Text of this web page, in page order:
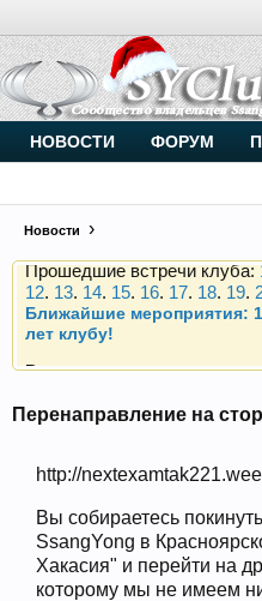
Новости
Внимание, новые
Основное общение
Присоединяйтесь.
Чип-тюнинг
Прошедшие встречи клуба:
12.13.14.15.16.17.18.19.
Ближайшие мероприятия:
лет клубу!
Внимание, новые
Чип-тюнинг
Прошедшие встречи клуба:
12.13.14.15. 16.17.18.19.
Ближайшие мероприятия:
лет клубу!
Перенаправление на
http://
Вы собираетесь
SsangYong в
Хакасия" и перейти на
которому мы не имеем
НОВОСТИ ФОРУМ